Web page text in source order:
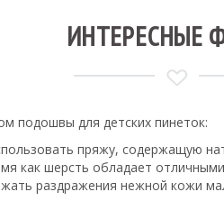
ИНТЕРЕСНЫЕ
подошвы для детских пинеток:
пряжу, содержащую
как шерсть обладает
раздражения нежной кожи